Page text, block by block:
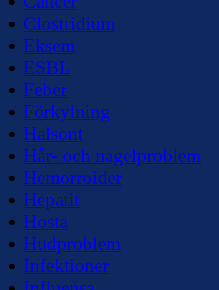
Clostridium
Eksem
ESBL
Feber
Förkylning
Halsont
Hår- och nagelproblem
Hemorroider
Hepatit
Hosta
Hudproblem
Infektioner